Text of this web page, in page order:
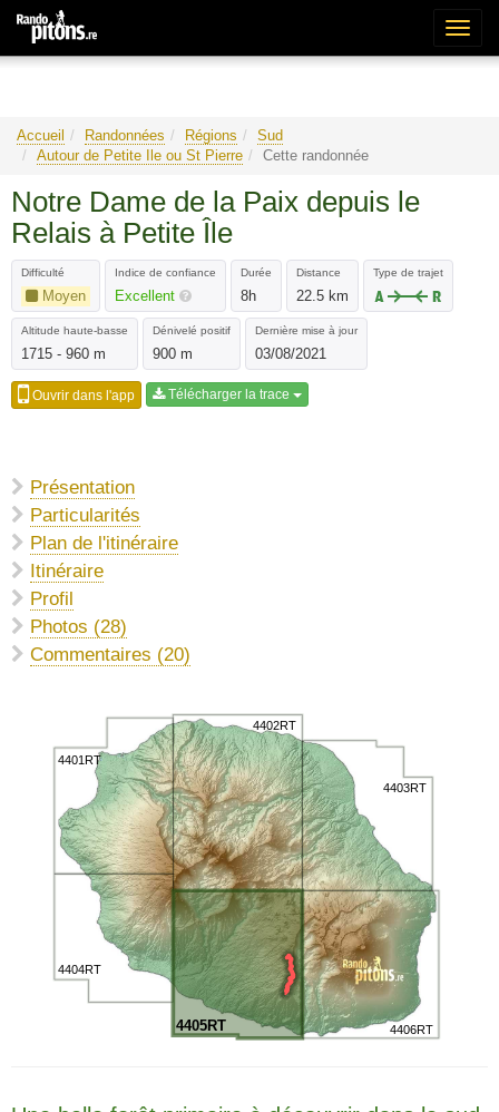
Accueil Randonnées Régions
Sud
Autour de Petite Ile ou St Pierre
Cette randonnée
Notre Dame de la Paix depuis le
Relais à Petite Île
Difficulté
Moyen
Indice de confiance
Excellent
Durée
8h
Distance
22.5 km
Type de trajet
Altitude haute-basse
1715 - 960 m
Dénivelé positif
900 m
Dernière mise à jour
03/08/2021
Ouvrir dans l'app Télécharger la trace
Présentation
Particularités
Plan de l'itinéraire
Itinéraire
Profil
Photos (28)
Commentaires (20)
4401RT
4402RT
4403RT
4404RT
4405RT 4406RT